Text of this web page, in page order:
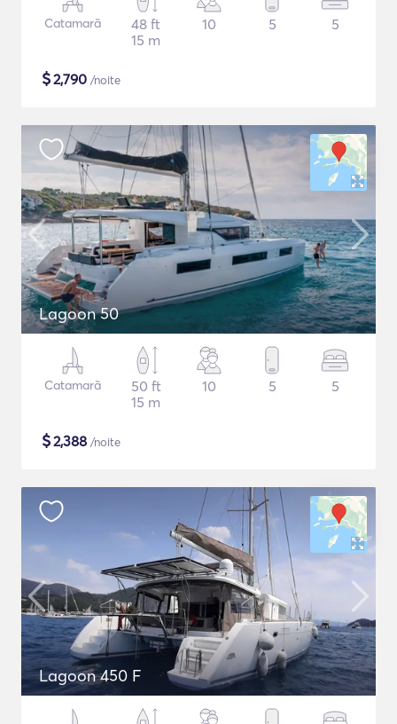
Catamarã
48 ft
15 m
10 5 5
$2,790 /noite
Lagoon 50
Catamarã
50 ft
15 m
10 5 5
$2,388 /noite
Lagoon 450 F